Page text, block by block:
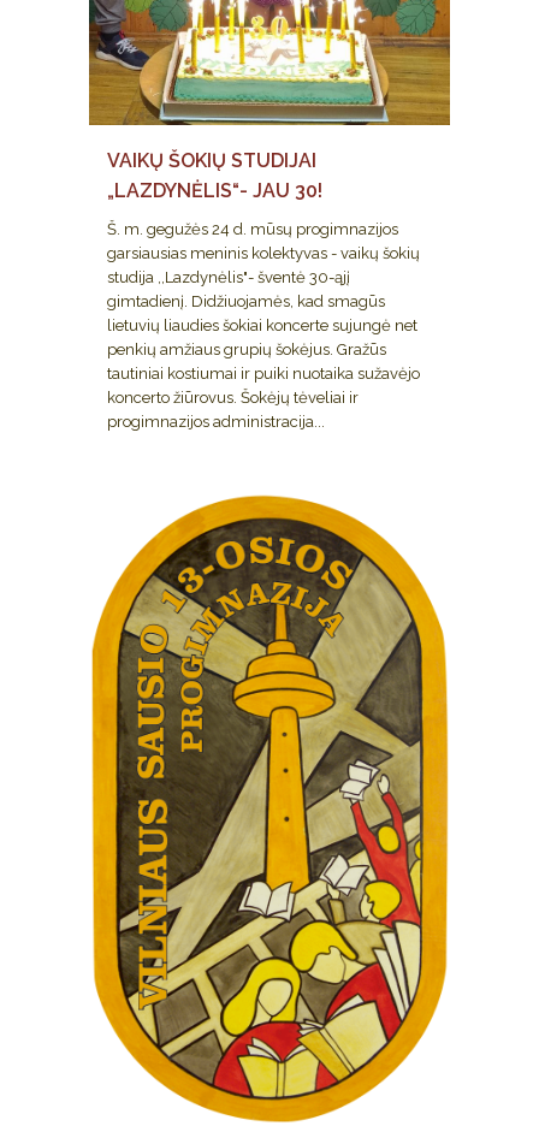
VAIKŲ ŠOKIŲ STUDIJAI
„LAZDYNĖLIS“- JAU 30!
Š. m. gegužės 24 d. mūsų progimnazijos
garsiausias meninis kolektyvas - vaikų šokių
studija ,,Lazdynėlis"- šventė 30-ąjį
gimtadienį. Didžiuojamės, kad smagūs
lietuvių liaudies šokiai koncerte sujungė net
penkių amžiaus grupių šokėjus. Gražūs
tautiniai kostiumai ir puiki nuotaika sužavėjo
koncerto žiūrovus. Šokėjų tėveliai ir
progimnazijos administracija...